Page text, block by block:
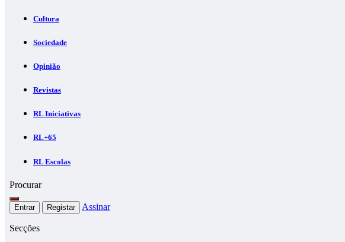
Cultura
Sociedade
Opinião
Revistas
RL Iniciativas
RL+65
RL Escolas
Procurar
Entrar Registar Assinar
Secções